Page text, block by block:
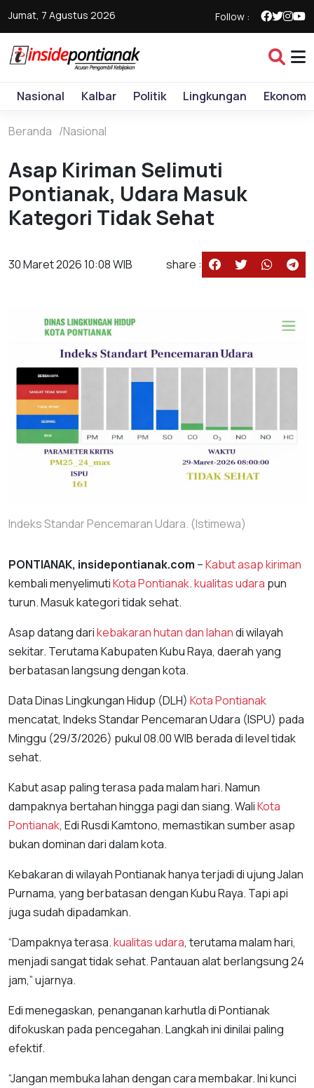
Jumat, 7 Agustus 2026 Follow :
Nasional Kalbar Politik Lingkungan Ekonomi
Beranda Nasional
Asap Kiriman Selimuti
Pontianak, Udara Masuk
Kategori Tidak Sehat
30 Maret 2026 10:08 WIB share :
Indeks Standar Pencemaran Udara. (Istimewa)
PONTIANAK, insidepontianak.com –Kabut asap kiriman
kembali menyelimutiKota Pontianak.kualitas udara pun
turun. Masuk kategori tidak sehat.
Asap datang darikebakaran hutan dan lahandi wilayah
sekitar. Terutama Kabupaten Kubu Raya, daerah yang
berbatasan langsung dengan kota.
Data Dinas Lingkungan Hidup (DLH) Kota Pontianak
mencatat, Indeks Standar Pencemaran Udara (ISPU) pada
Minggu (29/3/2026) pukul 08.00 WIB berada di level tidak
sehat.
Kabut asap paling terasa pada malam hari. Namun
dampaknya bertahan hingga pagi dan siang. WaliKota
Pontianak, Edi Rusdi Kamtono, memastikan sumber asap
bukan dominan dari dalam kota.
Kebakaran di wilayah Pontianak hanya terjadi di ujung Jalan
Purnama, yang berbatasan dengan Kubu Raya. Tapi api
juga sudah dipadamkan.
“Dampaknya terasa.kualitas udara, terutama malam hari,
menjadi sangat tidak sehat. Pantauan alat berlangsung 24
jam,” ujarnya.
Edi menegaskan, penanganan karhutla di Pontianak
difokuskan pada pencegahan. Langkah ini dinilai paling
efektif.
“Jangan membuka lahan dengan cara membakar. Ini kunci